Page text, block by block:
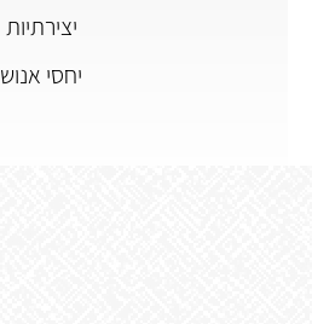
יצירתיות
יחסי אנוש